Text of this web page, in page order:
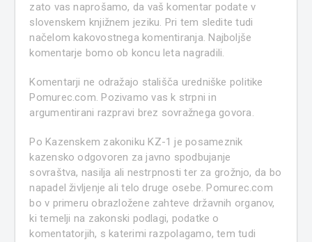
zato vas naprošamo, da vaš komentar podate v
slovenskem knjižnem jeziku. Pri tem sledite tudi
načelom kakovostnega komentiranja. Najboljše
komentarje bomo ob koncu leta nagradili.
Komentarji ne odražajo stališča uredniške politike
Pomurec.com. Pozivamo vas k strpni in
argumentirani razpravi brez sovražnega govora.
Po Kazenskem zakoniku KZ-1 je posameznik
kazensko odgovoren za javno spodbujanje
sovraštva, nasilja ali nestrpnosti ter za grožnjo, da bo
napadel življenje ali telo druge osebe. Pomurec.com
bo v primeru obrazložene zahteve državnih organov,
ki temelji na zakonski podlagi, podatke o
komentatorjih, s katerimi razpolagamo, tem tudi